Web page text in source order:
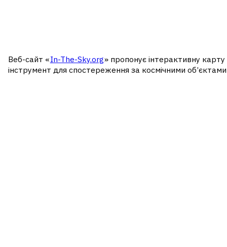
Веб-сайт «In-The-Sky.org» пропонує інтерактивну
інструмент для спостереження за космічними